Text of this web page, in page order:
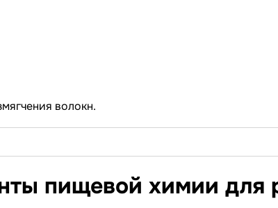
волокн.
пищевой химии для